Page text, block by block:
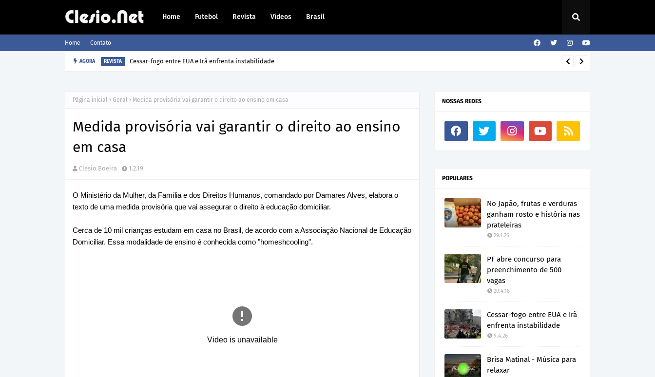
Home Futebol Revista Vídeos Brasil
Home Contato
AGORA
Página inicial Geral Medida provisória vai garantir o direito ao ensino em casa
Medida provisória vai garantir o direito ao ensino
em casa
Clesio Boeira 1.2.19
O Ministério da Mulher, da Família e dos Direitos Humanos, comandado por Damares Alves, elabora o
texto de uma medida provisória que vai assegurar o direito à educação domiciliar.
Cerca de 10 mil crianças estudam em casa no Brasil, de acordo com a Associação Nacional de Educação
Domiciliar. Essa modalidade de ensino é conhecida como "homeshcooling".
NOSSAS REDES
POPULARES
No Japão, frutas e verduras
ganham rosto e história nas
prateleiras
29.1.26
PF abre concurso para
preenchimento de 500
vagas
20.4.18
Cessar-fogo entre EUA e Irã
enfrenta instabilidade
9.4.26
Brisa Matinal - Música para
relaxar